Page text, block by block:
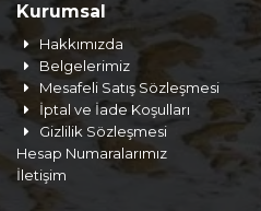
Kurumsal
Hakkımızda
Belgelerimiz
Mesafeli Satış Sözleşmesi
İptal ve İade Koşulları
Gizlilik Sözleşmesi
Hesap Numaralarımız
İletişim